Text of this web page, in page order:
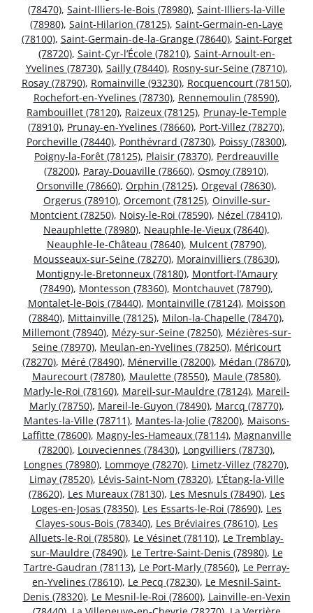
(78470), Saint-Illiers-le-Bois (78980), Saint-Illiers-la-Ville
(78980), Saint-Hilarion (78125), Saint-Germain-en-Laye
(78100), Saint-Germain-de-la-Grange (78640), Saint-Forget
(78720), Saint-Cyr-l’École (78210), Saint-Arnoult-en-
Yvelines (78730), Sailly (78440), Rosny-sur-Seine (78710),
Rosay (78790), Romainville (93230), Rocquencourt (78150),
Rochefort-en-Yvelines (78730), Rennemoulin (78590),
Rambouillet (78120), Raizeux (78125), Prunay-le-Temple
(78910), Prunay-en-Yvelines (78660), Port-Villez (78270),
Porcheville (78440), Ponthévrard (78730), Poissy (78300),
Poigny-la-Forêt (78125), Plaisir (78370), Perdreauville
(78200), Paray-Douaville (78660), Osmoy (78910),
Orsonville (78660), Orphin (78125), Orgeval (78630),
Orgerus (78910), Orcemont (78125), Oinville-sur-
Montcient (78250), Noisy-le-Roi (78590), Nézel (78410),
Neauphlette (78980), Neauphle-le-Vieux (78640),
Neauphle-le-Château (78640), Mulcent (78790),
Mousseaux-sur-Seine (78270), Morainvilliers (78630),
Montigny-le-Bretonneux (78180), Montfort-l’Amaury
(78490), Montesson (78360), Montchauvet (78790),
Montalet-le-Bois (78440), Montainville (78124), Moisson
(78840), Mittainville (78125), Milon-la-Chapelle (78470),
Millemont (78940), Mézy-sur-Seine (78250), Mézières-sur-
Seine (78970), Meulan-en-Yvelines (78250), Méricourt
(78270), Méré (78490), Ménerville (78200), Médan (78670),
Maurecourt (78780), Maulette (78550), Maule (78580),
Marly-le-Roi (78160), Mareil-sur-Mauldre (78124), Mareil-
Marly (78750), Mareil-le-Guyon (78490), Marcq (78770),
Mantes-la-Ville (78711), Mantes-la-Jolie (78200), Maisons-
Laffitte (78600), Magny-les-Hameaux (78114), Magnanville
(78200), Louveciennes (78430), Longvilliers (78730),
Longnes (78980), Lommoye (78270), Limetz-Villez (78270),
Limay (78520), Lévis-Saint-Nom (78320), L’Étang-la-Ville
(78620), Les Mureaux (78130), Les Mesnuls (78490), Les
Loges-en-Josas (78350), Les Essarts-le-Roi (78690), Les
Clayes-sous-Bois (78340), Les Bréviaires (78610), Les
Alluets-le-Roi (78580), Le Vésinet (78110), Le Tremblay-
sur-Mauldre (78490), Le Tertre-Saint-Denis (78980), Le
Tartre-Gaudran (78113), Le Port-Marly (78560), Le Perray-
en-Yvelines (78610), Le Pecq (78230), Le Mesnil-Saint-
Denis (78320), Le Mesnil-le-Roi (78600), Lainville-en-Vexin